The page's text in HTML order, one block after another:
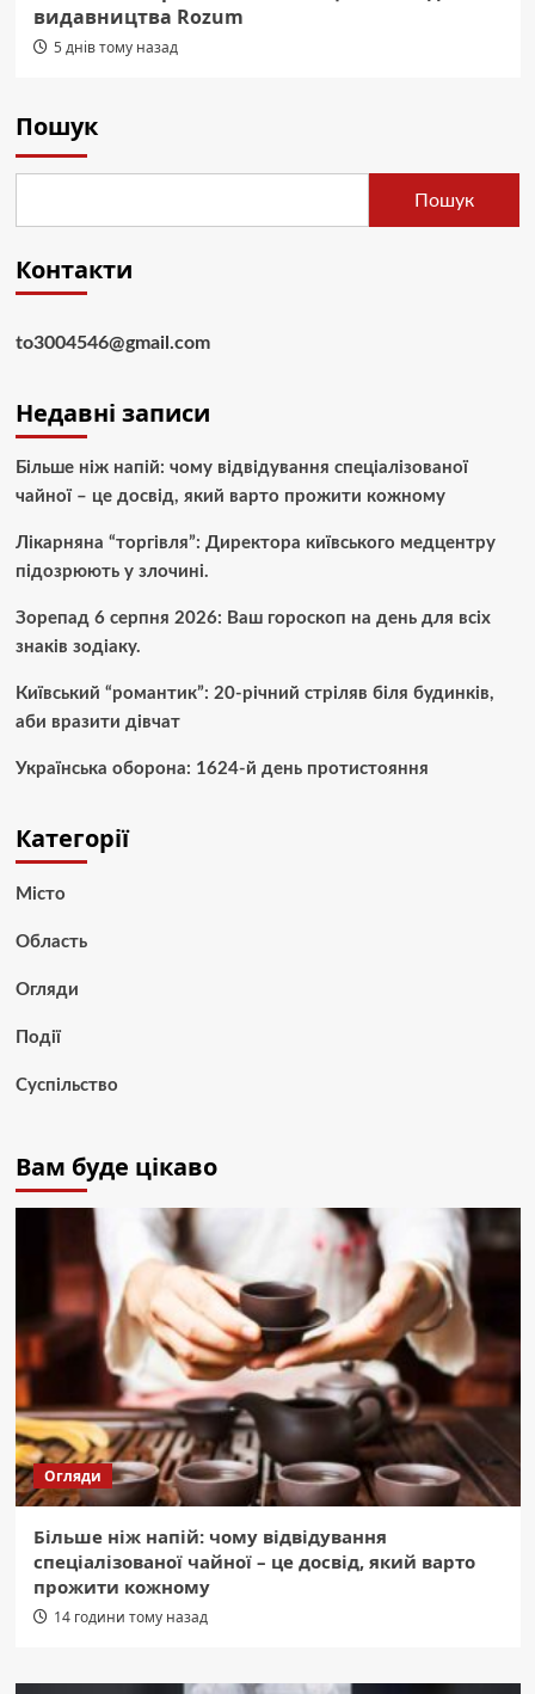
видавництва Rozum
5 днів тому назад
Пошук
Пошук
Контакти
to3004546@gmail.com
Недавні записи
Більше ніж напій: чому відвідування спеціалізованої
чайної – це досвід, який варто прожити кожному
Лікарняна “торгівля”: Директора київського медцентру
підозрюють у злочині.
Зорепад 6 серпня 2026: Ваш гороскоп на день для всіх
знаків зодіаку.
Київський “романтик”: 20-річний стріляв біля будинків,
аби вразити дівчат
Українська оборона: 1624-й день протистояння
Категорії
Місто
Область
Огляди
Події
Суспільство
Вам буде цікаво
Огляди
Більше ніж напій: чому відвідування
спеціалізованої чайної – це досвід, який варто
прожити кожному
14 години тому назад